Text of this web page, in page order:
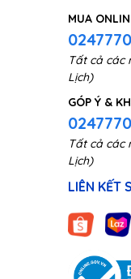
MUA
Tất cả các
Lịch)
GÓP Ý &
Tất cả các
Lịch)
LIÊN KẾT